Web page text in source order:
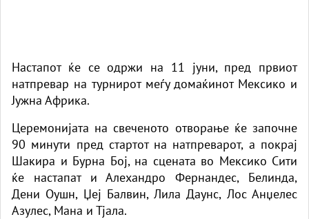
Настапот ќе се одржи на 11 јуни, пред првиот
натпревар на турнирот меѓу домаќинот Мексико и
Јужна Африка.
Церемонијата на свеченото отворање ќе започне
90 минути пред стартот на натпреварот, а покрај
Шакира и Бурна Бој, на сцената во Мексико Сити
ќе настапат и Алехандро Фернандес, Белинда,
Дени Оушн, Џеј Балвин, Лила Даунс, Лос Анџелес
Азулес, Мана и Тјала.